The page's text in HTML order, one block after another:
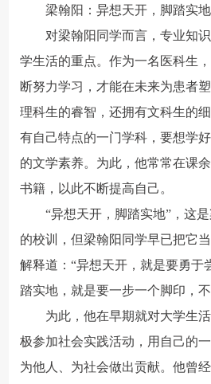
梁翰阳：异想天开，脚踏实地
对梁翰阳同学而言，专业知
学生活的重点。作为一名医科生
断努力学习，才能在未来为患者
理科生的睿智，还拥有文科生的
有自己特点的一门学科，要想学
的文学素养。为此，他常常在课
书籍，以此不断提高自己。
“异想天开，脚踏实地”，这
的校训，但梁翰阳同学早已把它
解释道：“异想天开，就是要勇于
踏实地，就是要一步一个脚印，
为此，他在早期就对大学生
极参加社会实践活动，用自己的
为他人、为社会做出贡献。他曾